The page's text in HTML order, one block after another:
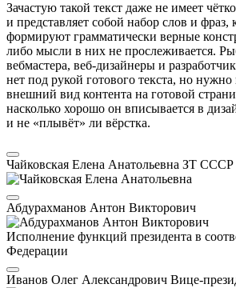
Зачастую такой текст даже не имеет
и представляет собой набор слов и фраз,
формируют грамматически верные
либо мысли в них не прослеживается.
вебмастера, веб-дизайнеры и
нет под рукой готового текста, но нужно
внешний вид контента на готовой
насколько хорошо он вписывается в
и не «плывёт» ли вёрстка.
Чайковская Елена Анатольевна ЗТ СССР
Абдурахманов Антон Викторович
Исполнение функций президента в
Федерации
Иванов Олег Александрович Вице-